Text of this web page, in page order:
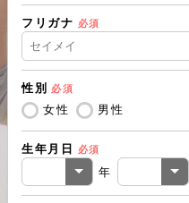
フリガナ 必須
性別 必須
女性 男性
生年月日 必須
年